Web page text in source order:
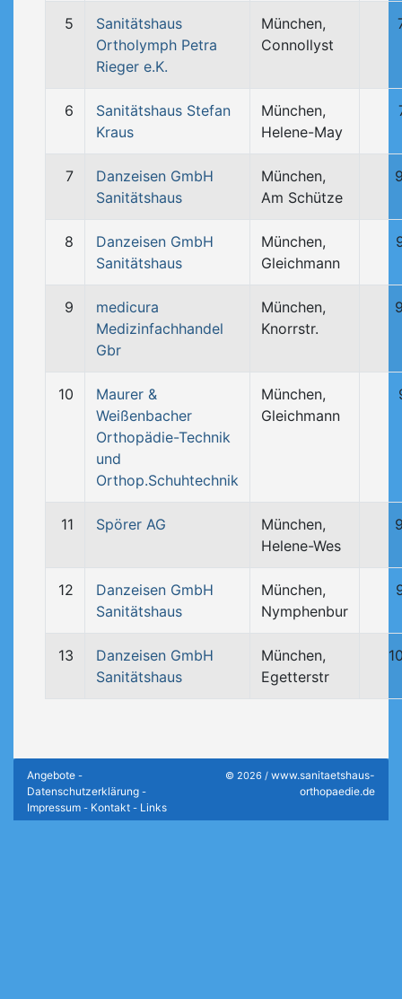
5
Sanitätshaus
Ortholymph Petra
Rieger e.K.
München,
Connollyst
6
Sanitätshaus Stefan
Kraus
München,
Helene-May
7
Danzeisen GmbH
Sanitätshaus
München,
Am Schütze
8
Danzeisen GmbH
Sanitätshaus
München,
Gleichmann
9
medicura
Medizinfachhandel
Gbr
München,
Knorrstr.
10
Maurer &
Weißenbacher
Orthopädie-Technik
und
Orthop.Schuhtechnik
München,
Gleichmann
11 Spörer AG
München,
Helene-Wes
12
Danzeisen GmbH
Sanitätshaus
München,
Nymphenbur
13
Danzeisen GmbH
Sanitätshaus
München,
Egetterstr
Angebote -
Datenschutzerklärung -
Impressum - Kontakt - Links
© 2026 / www.sanitaetshaus-
orthopaedie.de